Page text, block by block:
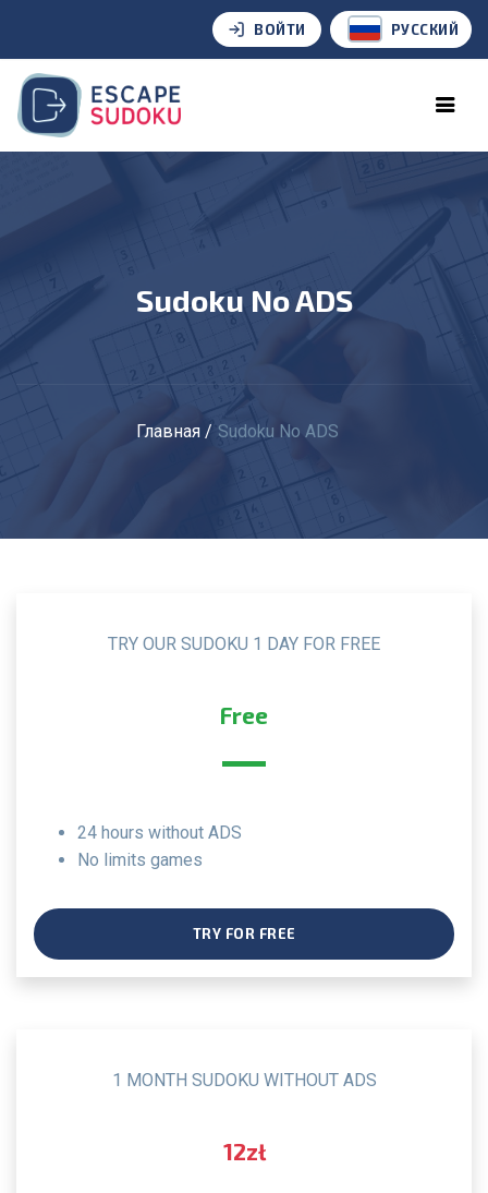
ВОЙТИ РУССКИЙ
Sudoku No ADS
Главная Sudoku No ADS
TRY OUR SUDOKU 1 DAY FOR FREE
Free
24 hours without ADS
no limits games
TRY FOR FREE
1 MONTH SUDOKU WITHOUT ADS
12zł